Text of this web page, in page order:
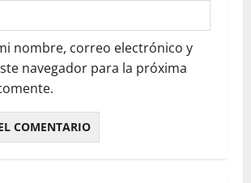
nombre, correo electrónico y
navegador para la próxima